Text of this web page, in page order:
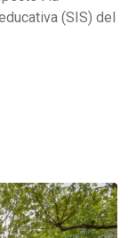
(SIS) del